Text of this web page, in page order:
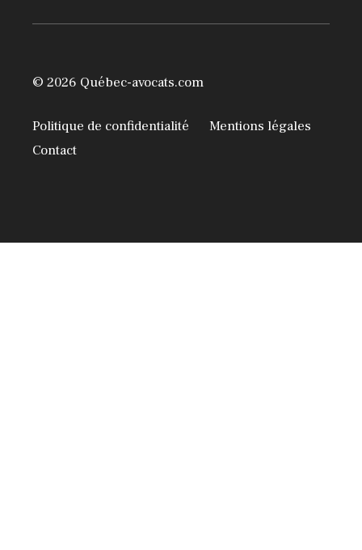
© 2026 Québec-avocats.com
Politique de confidentialité
Mentions légales
Contact